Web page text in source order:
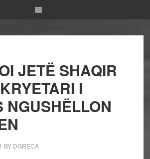
JETË SHAQIR
I
NGUSHËLLON
BY DGRECA